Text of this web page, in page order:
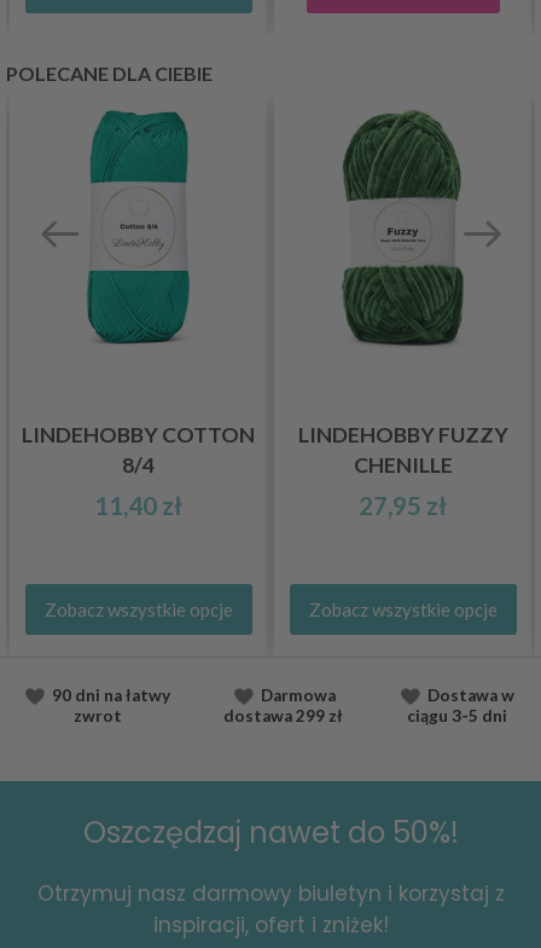
POLECANE DLA CIEBIE
LINDEHOBBY COTTON
8/4
11,40 zł
Zobacz wszystkie opcje
LINDEHOBBY FUZZY
CHENILLE
27,95 zł
Zobacz wszystkie opcje
90 dni na łatwy
zwrot
Darmowa
dostawa299 zł
Dostawaw
ciągu 3-5 dni
Oszczędzaj nawet do 50%!
Otrzymuj nasz darmowy biuletyn i korzystaj z
inspiracji, ofert i zniżek!